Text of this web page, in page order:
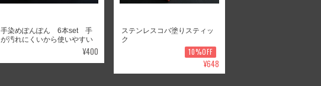
手染めぽんぽん 6本set 手
が汚れにくいから使いやすい
¥400
ステンレスコバ塗りスティッ
ク
10%OFF
¥648